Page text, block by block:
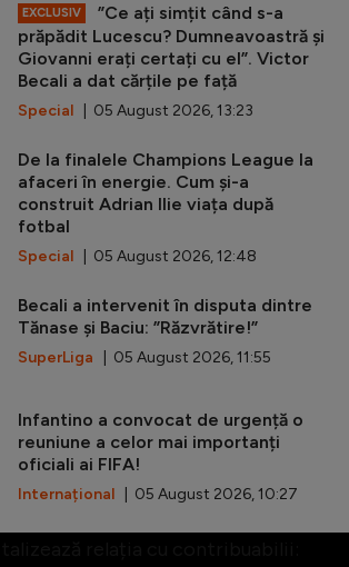
EXCLUSIV
”Ce ați simțit când s-a
prăpădit Lucescu? Dumneavoastră și
Giovanni erați certați cu el”. Victor
Becali a dat cărțile pe față
Special | 05 August 2026, 13:23
De la finalele Champions League la
afaceri în energie. Cum și-a
construit Adrian Ilie viața după
fotbal
Special | 05 August 2026, 12:48
Becali a intervenit în disputa dintre
Tănase și Baciu: ”Răzvrătire!”
SuperLiga | 05 August 2026, 11:55
Infantino a convocat de urgență o
reuniune a celor mai importanți
oficiali ai FIFA!
Internațional | 05 August 2026, 10:27